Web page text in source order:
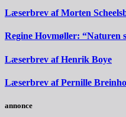
Læserbrev af Morten
Regine Hovmøller: “Naturen
Læserbrev af Henrik Boye
Læserbrev af Pernille
annonce